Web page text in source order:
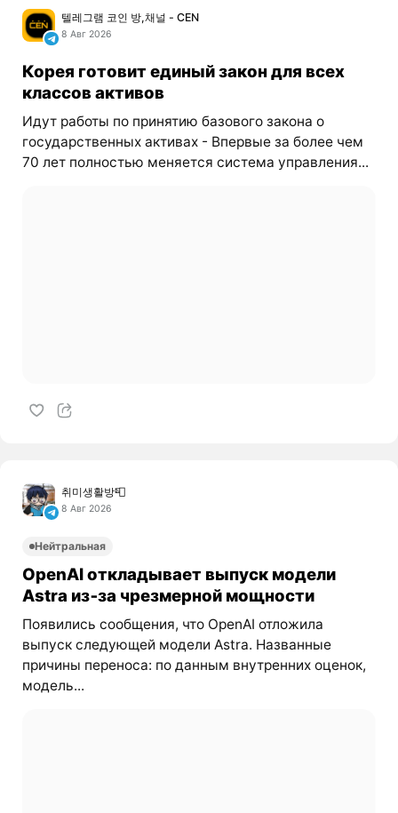
텔레그램 코인 방,채널 - CEN
8 Авг 2026
Корея готовит единый закон для всех
классов активов
Идут работы по принятию базового закона о
государственных активах - Впервые за более чем
70 лет полностью меняется система управления...
취미생활방📮
8 Авг 2026
Нейтральная
OpenAI откладывает выпуск модели
Astra из‑за чрезмерной мощности
Появились сообщения, что OpenAI отложила
выпуск следующей модели Astra. Названные
причины переноса: по данным внутренних оценок,
модель...